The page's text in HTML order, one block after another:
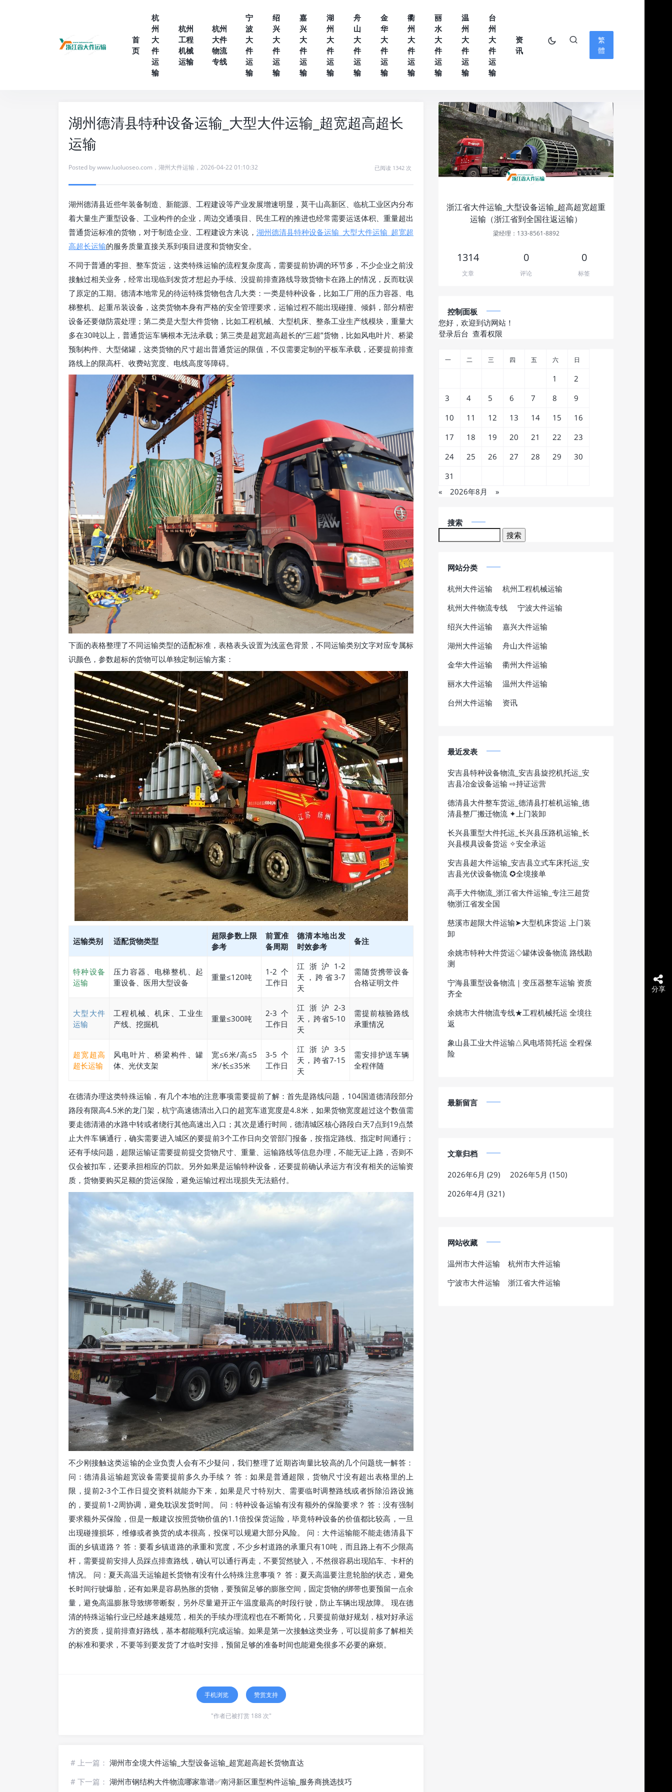
首
页
杭
州
大
件
运
输
杭州
工程
机械
运输
杭州
大件
物流
专线
宁
波
大
件
运
输
绍
兴
大
件
运
输
嘉
兴
大
件
运
输
湖
州
大
件
运
输
舟
山
大
件
运
输
金
华
大
件
运
输
衢
州
大
件
运
输
丽
水
大
件
运
输
温
州
大
件
运
输
台
州
大
件
运
输
资
讯
繁
體
湖州德清县特种设备运输_大型大件运输_超宽超高超长
运输
Posted bywww.luoluoseo.com ， 湖州大件运输 ， 2026-04-22 01:10:32 已阅读 1342 次
湖州德清县近些年装备制造、新能源、工程建设等产业发展增速明显，莫干山高新区、临杭工业区内分布
着大量生产重型设备、工业构件的企业，周边交通项目、民生工程的推进也经常需要运送体积、重量超出
普通货运标准的货物，对于制造企业、工程建设方来说， 湖州德清县特种设备运输_大型大件运输_超宽超
高超长运输的服务质量直接关系到项目进度和货物安全。
不同于普通的零担、整车货运，这类特殊运输的流程复杂度高，需要提前协调的环节多，不少企业之前没
接触过相关业务，经常出现临到发货才想起办手续、没提前排查路线导致货物卡在路上的情况，反而耽误
了原定的工期。德清本地常见的待运特殊货物包含几大类：一类是特种设备，比如工厂用的压力容器、电
梯整机、起重吊装设备，这类货物本身有严格的安全管理要求，运输过程不能出现碰撞、倾斜，部分精密
设备还要做防震处理；第二类是大型大件货物，比如工程机械、大型机床、整条工业生产线模块，重量大
多在30吨以上，普通货运车辆根本无法承载；第三类是超宽超高超长的“三超”货物，比如风电叶片、桥梁
预制构件、大型储罐，这类货物的尺寸超出普通货运的限值，不仅需要定制的平板车承载，还要提前排查
路线上的限高杆、收费站宽度、电线高度等障碍。
下面的表格整理了不同运输类型的适配标准，表格表头设置为浅蓝色背景，不同运输类别文字对应专属标
识颜色，参数超标的货物可以单独定制运输方案：
运输类别 适配货物类型
超限参数上限
参考
前置准
备周期
德清本地出发
时效参考
备注
特种设备
运输
压力容器、电梯整机、起
重设备、医用大型设备
重量≤120吨
1-2个
工作日
江浙沪1-2
天，跨省3-7
天
需随货携带设备
合格证明文件
大型大件
运输
工程机械、机床、工业生
产线、挖掘机
重量≤300吨
2-3个
工作日
江浙沪2-3
天，跨省5-10
天
需提前核验路线
承重情况
超宽超高
超长运输
风电叶片、桥梁构件、罐
体、光伏支架
宽≤6米/高≤5
米/长≤35米
3-5个
工作日
江浙沪3-5
天，跨省7-15
天
需安排护送车辆
全程伴随
在德清办理这类特殊运输，有几个本地的注意事项需要提前了解：首先是路线问题，104国道德清段部分
路段有限高4.5米的龙门架，杭宁高速德清出入口的超宽车道宽度是4.8米，如果货物宽度超过这个数值需
要走德清港的水路中转或者绕行其他高速出入口；其次是通行时间，德清城区核心路段白天7点到19点禁
止大件车辆通行，确实需要进入城区的要提前3个工作日向交管部门报备，按指定路线、指定时间通行；
还有手续问题，超限运输证需要提前提交货物尺寸、重量、运输路线等信息办理，不能无证上路，否则不
仅会被扣车，还要承担相应的罚款。另外如果是运输特种设备，还要提前确认承运方有没有相关的运输资
质，货物要购买足额的货运保险，避免运输过程出现损失无法赔付。
不少刚接触这类运输的企业负责人会有不少疑问，我们整理了近期咨询量比较高的几个问题统一解答：
问：德清县运输超宽设备需要提前多久办手续？ 答：如果是普通超限，货物尺寸没有超出表格里的上
限，提前2-3个工作日提交资料就能办下来，如果是尺寸特别大、需要临时调整路线或者拆除沿路设施
的，要提前1-2周协调，避免耽误发货时间。 问：特种设备运输有没有额外的保险要求？ 答：没有强制
要求额外买保险，但是一般建议按照货物价值的1.1倍投保货运险，毕竟特种设备的价值都比较高，一旦
出现碰撞损坏，维修或者换货的成本很高，投保可以规避大部分风险。 问：大件运输能不能走德清县下
面的乡镇道路？ 答：要看乡镇道路的承重和宽度，不少乡村道路的承重只有10吨，而且路上有不少限高
杆，需要提前安排人员踩点排查路线，确认可以通行再走，不要贸然驶入，不然很容易出现陷车、卡杆的
情况。 问：夏天高温天运输超长货物有没有什么特殊注意事项？ 答：夏天高温要注意轮胎的状态，避免
长时间行驶爆胎，还有如果是容易热胀的货物，要预留足够的膨胀空间，固定货物的绑带也要预留一点余
量，避免高温膨胀导致绑带断裂，另外尽量避开正午温度最高的时段行驶，防止车辆出现故障。 现在德
清的特殊运输行业已经越来越规范，相关的手续办理流程也在不断简化，只要提前做好规划，核对好承运
方的资质，提前排查好路线，基本都能顺利完成运输。如果是第一次接触这类业务，可以提前多了解相关
的标准和要求，不要等到要发货了才临时安排，预留足够的准备时间也能避免很多不必要的麻烦。
手机浏览 赞赏支持
"作者已被打赏 188 次"
# 上一篇： 湖州市全境大件运输_大型设备运输_超宽超高超长货物直达
# 下一篇： 湖州市钢结构大件物流哪家靠谱✅南浔新区重型构件运输_服务商挑选技巧
浙江省大件运输_大型设备运输_超高超宽超重
运输（浙江省到全国往返运输）
梁经理：133-8561-8892
1314
文章
0
评论
0
标签
控制面板
您好，欢迎到访网站！
登录后台 查看权限
« 2026年8月 »
一 二 三 四 五 六 日
1
2
3
4 5 6 7 8
9
10
11 12 13 14 15
16
17
18 19 20 21 22
23
24
25 26 27 28 29
30
31
搜索
网站分类
杭州大件运输
杭州工程机械运输
杭州大件物流专线
宁波大件运输
绍兴大件运输
嘉兴大件运输
湖州大件运输
舟山大件运输
金华大件运输
衢州大件运输
丽水大件运输
温州大件运输
台州大件运输
资讯
最近发表
安吉县特种设备物流_安吉县旋挖机托运_安
吉县冶金设备运输 ⇨持证运营
德清县大件整车货运_德清县打桩机运输_德
清县整厂搬迁物流 ✦上门装卸
长兴县重型大件托运_长兴县压路机运输_长
兴县模具设备货运 ✧安全承运
安吉县超大件运输_安吉县立式车床托运_安
吉县光伏设备物流 ✪全境接单
高手大件物流_浙江省大件运输_专注三超货
物浙江省发全国
慈溪市超限大件运输➤大型机床货运 上门装
卸
余姚市特种大件货运◇罐体设备物流 路线勘
测
宁海县重型设备物流｜变压器整车运输 资质
齐全
余姚市大件物流专线★工程机械托运 全境往
返
象山县工业大件运输△风电塔筒托运 全程保
险
最新留言
文章归档
2026年6月 (29)
2026年5月 (150)
2026年4月 (321)
网站收藏
温州市大件运输
杭州市大件运输
宁波市大件运输
浙江省大件运输
分享